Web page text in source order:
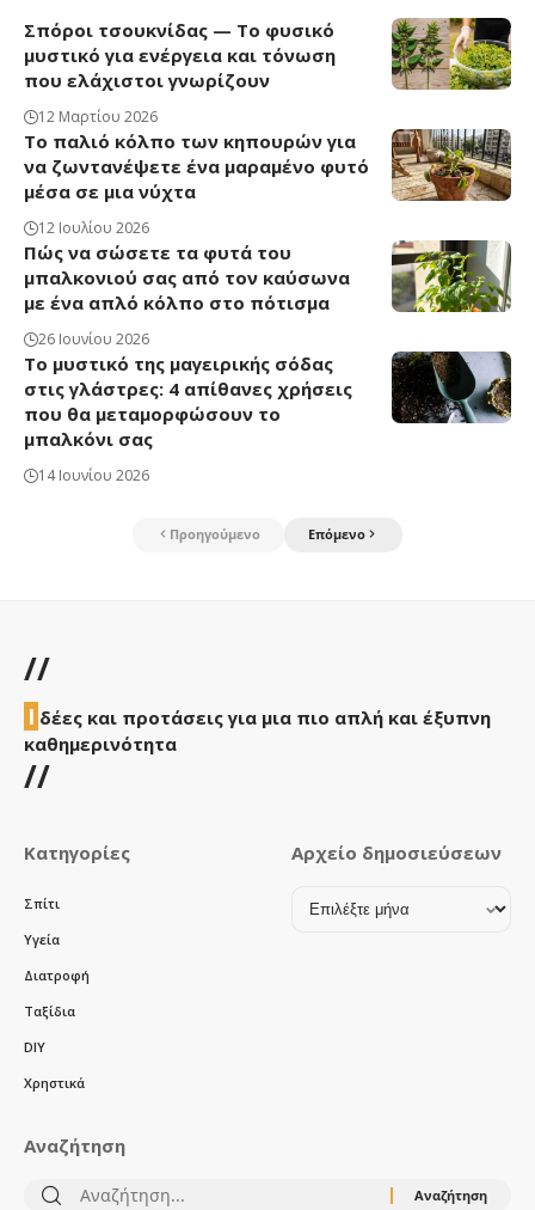
Σπόροι τσουκνίδας — Το φυσικό
μυστικό για ενέργεια και τόνωση
που ελάχιστοι γνωρίζουν
12 Μαρτίου 2026
Το παλιό κόλπο των κηπουρών για
να ζωντανέψετε ένα μαραμένο φυτό
μέσα σε μια νύχτα
12 Ιουλίου 2026
Πώς να σώσετε τα φυτά του
μπαλκονιού σας από τον καύσωνα
με ένα απλό κόλπο στο πότισμα
26 Ιουνίου 2026
Το μυστικό της μαγειρικής σόδας
στις γλάστρες: 4 απίθανες χρήσεις
που θα μεταμορφώσουν το
μπαλκόνι σας
14 Ιουνίου 2026
Προηγούμενο Επόμενο
//
Ι δέες και προτάσεις για μια πιο απλή και έξυπνη
καθημερινότητα
//
Κατηγορίες
Σπίτι
Υγεία
Διατροφή
Ταξίδια
DIY
Χρηστικά
Αρχείο δημοσιεύσεων
Αρχείο
Αναζήτηση
Αναζήτηση